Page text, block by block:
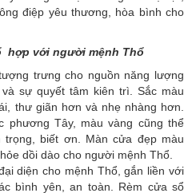
điệp yêu thương, hòa bình cho
hợp với người mệnh Thổ
trưng cho nguồn năng lượng
sự quyết tâm kiên trì. Sắc màu
thư giãn hơn và nhẹ nhàng hơn.
phương Tây, màu vàng cũng thể
biết ơn. Màn cửa đẹp màu
dồi dào cho người mệnh Thổ.
diện cho mệnh Thổ, gắn liền với
bình yên, an toàn. Rèm cửa sổ